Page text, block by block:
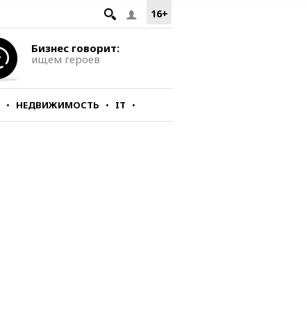
16+
Бизнес говорит:
ищем героев
НЕДВИЖИМОСТЬ IT